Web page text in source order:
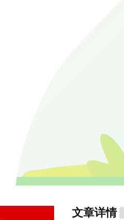
文章详情